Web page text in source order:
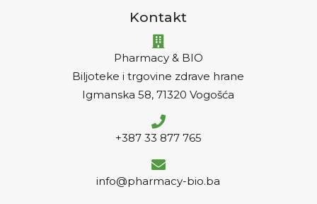
Kontakt
Pharmacy & BIO
Biljoteke i trgovine zdrave hrane
Igmanska 58, 71320 Vogošća
+387 33 877 765
info@pharmacy-bio.ba